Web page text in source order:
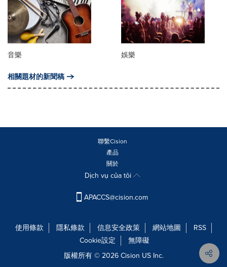
音樂 娛樂
相關題材的新聞稿
聯繫Cision
產品
關於
Dịch vụ của tôi
APACCS@cision.com
使用條款 隱私條款 信息安全政策 網站地圖
RSS
Cookie設定
無障礙
版權所有 © 2026 Cision US Inc.